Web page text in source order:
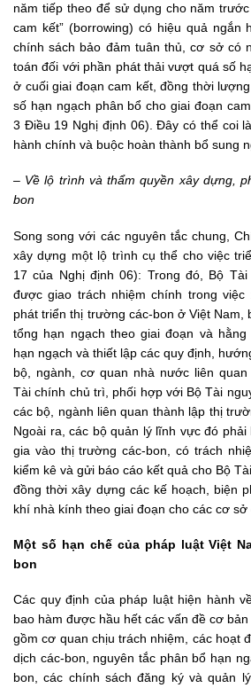
năm tiếp theo để sử dụng cho năm
cam kết” (borrowing) có hiệu quả ngắn
chính sách bảo đảm tuân thủ, cơ sở có
toán đối với phần phát thải vượt quá số
ở cuối giai đoạn cam kết, đồng thời
số hạn ngạch phân bổ cho giai đoạn
3 Điều 19 Nghị định 06). Đây có thể coi
hành chính và buộc hoàn thành bổ sung
– Về lộ trình và thẩm quyền xây dựng,
bon
Song song với các nguyên tắc chung,
xây dựng một lộ trình cụ thể cho việc
17 của Nghị định 06): Trong đó, Bộ
được giao trách nhiệm chính trong
phát triển thị trường các-bon ở Việt Nam,
tổng hạn ngạch theo giai đoạn và
hạn ngạch và thiết lập các quy định,
bộ, ngành, cơ quan nhà nước liên
Tài chính chủ trì, phối hợp với Bộ Tài
các bộ, ngành liên quan thành lập thị
Ngoài ra, các bộ quản lý lĩnh vực đó phải
gia vào thị trường các-bon, có trách
kiểm kê và gửi báo cáo kết quả cho Bộ
đồng thời xây dựng các kế hoạch, biện
khí nhà kính theo giai đoạn cho các cơ sở
Một số hạn chế của pháp luật Việt
bon
Các quy định của pháp luật hiện hành
bao hàm được hầu hết các vấn đề cơ
gồm cơ quan chịu trách nhiệm, các hoạt
dịch các-bon, nguyên tắc phân bổ hạn
bon, các chính sách đăng ký và quản